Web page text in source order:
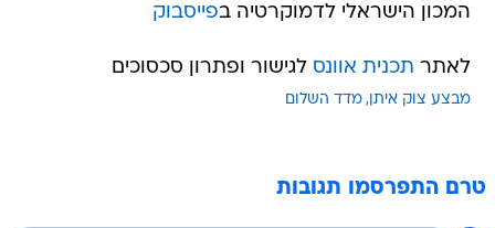
המכון הישראלי לדמוקרטיה בפייסבוק
לאתר תכנית אוונס לגישור ופתרון סכסוכים
מבצע צוק איתן מדד השלום
טרם התפרסמו תגובות